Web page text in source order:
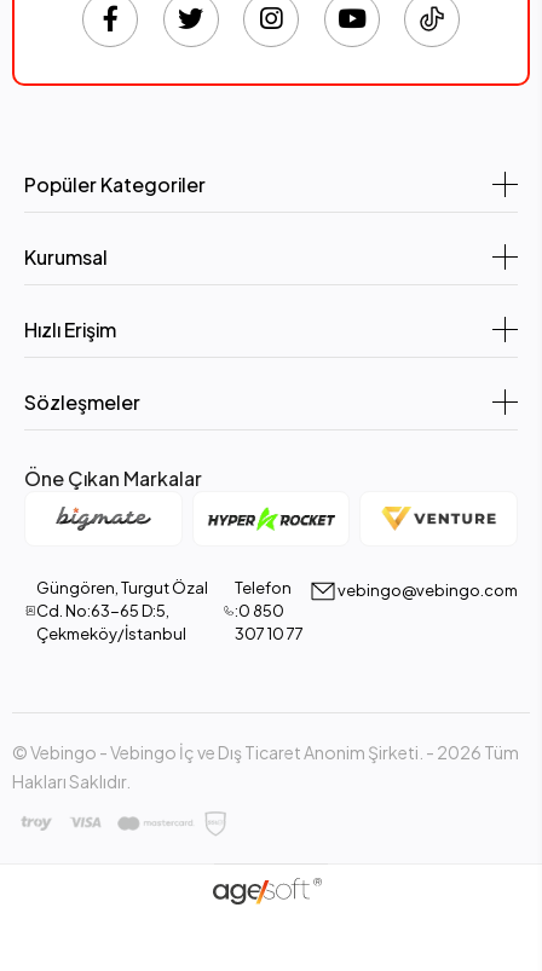
Popüler Kategoriler
Kurumsal
Hızlı Erişim
Sözleşmeler
Öne Çıkan Markalar
Güngören, Turgut Özal
Cd. No:63-65 D:5,
Çekmeköy/İstanbul
Telefon
:0 850
307 10 77
vebingo@vebingo.com
© Vebingo - Vebingo İç ve Dış Ticaret Anonim Şirketi. - 2026 Tüm
Hakları Saklıdır.